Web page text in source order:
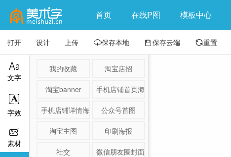
首页 在线P图 模板中心
打开 设计 上传 保存本地 保存云端 重置

文字

字效

素材
我的收藏 淘宝店招
淘宝banner 手机店铺首页海报
手机店铺详情海报 公众号首图
淘宝主图 印刷海报
社交 微信朋友圈封面